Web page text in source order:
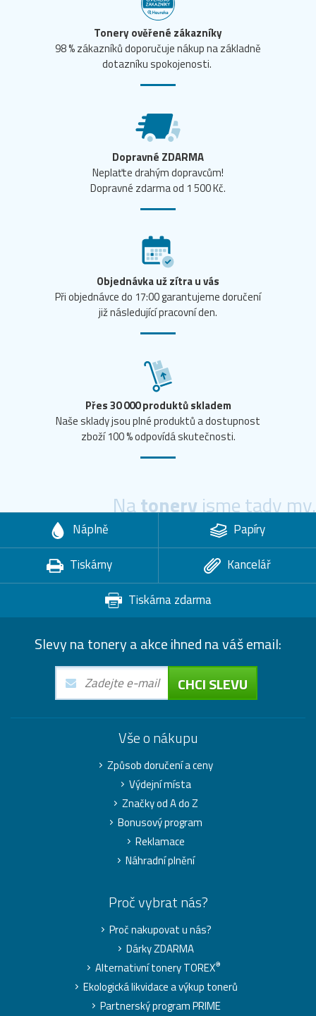
Tonery ověřené zákazníky
98 % zákazníků doporučuje nákup na základně
dotazníku spokojenosti.
Dopravné ZDARMA
Neplaťte drahým dopravcům!
Dopravné zdarma od 1 500 Kč.
Objednávka už zítra u vás
Při objednávce do 17:00 garantujeme doručení
již následující pracovní den.
Přes 30 000 produktů skladem
Naše sklady jsou plné produktů a dostupnost
zboží 100 % odpovídá skutečnosti.
Natoneryjsme tady my.
Náplně
Papíry
Tiskárny
Kancelář
Tiskárna zdarma
Slevy na tonery a akce ihned na váš email:
CHCI SLEVU
Vše o nákupu
Způsob doručení a ceny
Výdejní místa
Značky od A do Z
Bonusový program
Reklamace
Náhradní plnění
Proč vybrat nás?
Proč nakupovat u nás?
Dárky ZDARMA
Alternativní tonery TOREX®
Ekologická likvidace a výkup tonerů
Partnerský program PRIME